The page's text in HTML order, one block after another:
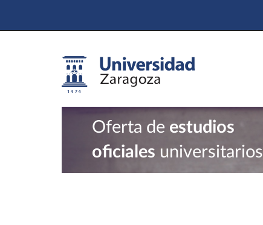
Oferta de estudios
oficiales universitarios